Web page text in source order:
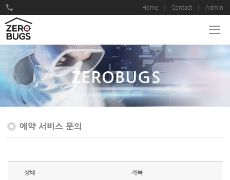
Home Contact Admin
ZEROBUGS
예약 서비스 문의
상태 제목